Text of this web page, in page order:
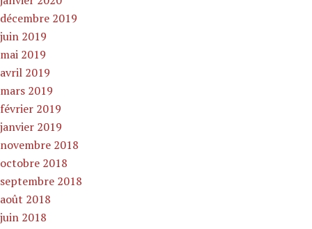
décembre 2019
juin 2019
mai 2019
avril 2019
mars 2019
février 2019
janvier 2019
novembre 2018
octobre 2018
septembre 2018
août 2018
juin 2018